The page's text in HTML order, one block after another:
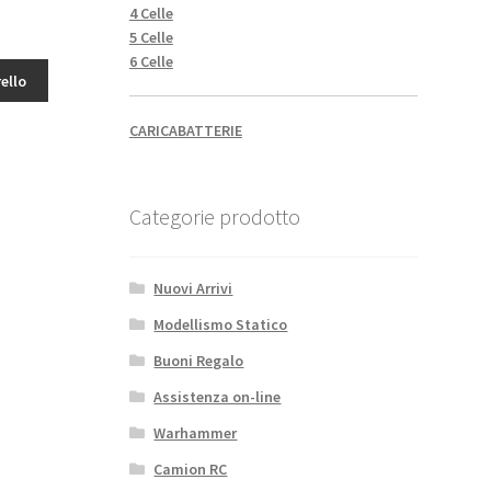
4 Celle
5 Celle
6 Celle
CARICABATTERIE
Categorie prodotto
Nuovi Arrivi
Modellismo Statico
Buoni Regalo
Assistenza on-line
Warhammer
Camion RC